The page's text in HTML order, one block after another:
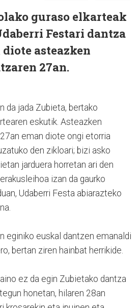
guraso elkarteak
Festari dantza
asteazken
27an.
da jada Zubieta, bertako
eskutik. Asteazken
eman diote ongi etorria
den zikloari; bizi asko
jarduera horretan ari den
izan da gaurko
Udaberri Festa abiarazteko
eginiko euskal dantzen emanaldi
bertan ziren hainbat herrikide.
ez da egin Zubietako dantza
honetan, hilaren 28an